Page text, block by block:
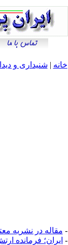
خانه | شنيداری و
- مقاله در نشریه
- ایران؛ فرمانده